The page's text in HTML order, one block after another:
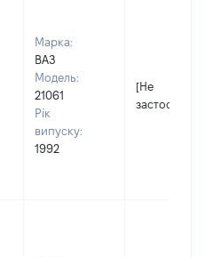
Марка:
ВАЗ
Модель:
21061
Рік
випуску:
1992
[Не